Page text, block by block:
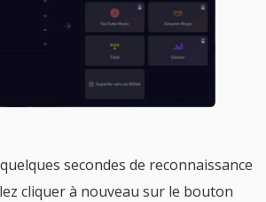
secondes de reconnaissance
cliquer à nouveau sur le bouton